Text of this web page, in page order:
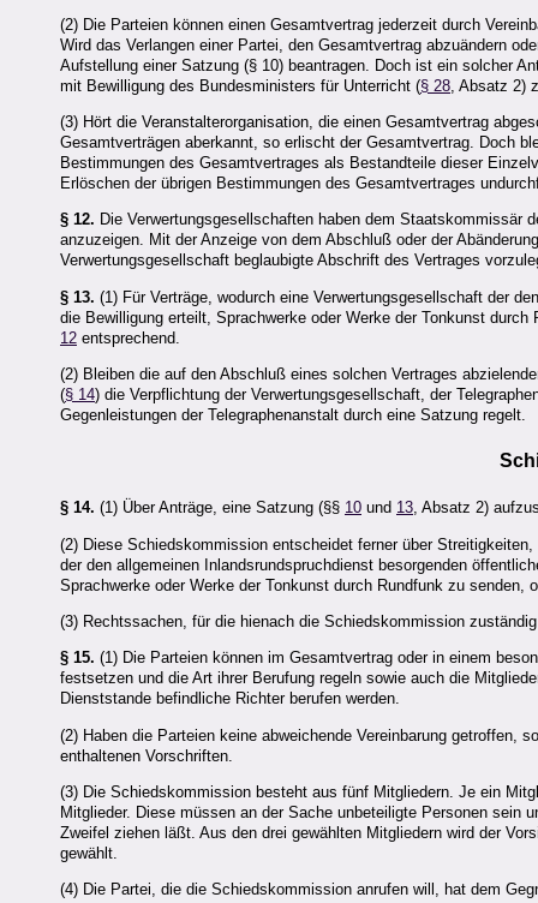
(2) Die Parteien können einen Gesamtvertrag jederzeit durch
Wird das Verlangen einer Partei, den Gesamtvertrag abzuändern
Aufstellung einer Satzung (§ 10) beantragen. Doch ist ein solcher
mit Bewilligung des Bundesministers für Unterricht (§ 28 , Absatz 2)
(3) Hört die Veranstalterorganisation, die einen Gesamtvertrag
Gesamtverträgen aberkannt, so erlischt der Gesamtvertrag. Doch
Bestimmungen des Gesamtvertrages als Bestandteile dieser
Erlöschen der übrigen Bestimmungen des Gesamtvertrages
§ 12. Die Verwertungsgesellschaften haben dem Staatskommissär
anzuzeigen. Mit der Anzeige von dem Abschluß oder der
Verwertungsgesellschaft beglaubigte Abschrift des Vertrages
§ 13. (1) Für Verträge, wodurch eine Verwertungsgesellschaft der
die Bewilligung erteilt, Sprachwerke oder Werke der Tonkunst
12 entsprechend.
(2) Bleiben die auf den Abschluß eines solchen Vertrages
(§ 14) die Verpflichtung der Verwertungsgesellschaft, der
Gegenleistungen der Telegraphenanstalt durch eine Satzung regelt.
§ 14. (1) Über Anträge, eine Satzung (§§ 10 und 13, Absatz 2)
(2) Diese Schiedskommission entscheidet ferner über
der den allgemeinen Inlandsrundspruchdienst besorgenden
Sprachwerke oder Werke der Tonkunst durch Rundfunk zu senden,
(3) Rechtssachen, für die hienach die Schiedskommission
§ 15. (1) Die Parteien können im Gesamtvertrag oder in einem
festsetzen und die Art ihrer Berufung regeln sowie auch die
Dienststande befindliche Richter berufen werden.
(2) Haben die Parteien keine abweichende Vereinbarung getroffen,
enthaltenen Vorschriften.
(3) Die Schiedskommission besteht aus fünf Mitgliedern. Je ein
Mitglieder. Diese müssen an der Sache unbeteiligte Personen sein
Zweifel ziehen läßt. Aus den drei gewählten Mitgliedern wird der
gewählt.
(4) Die Partei, die die Schiedskommission anrufen will, hat dem